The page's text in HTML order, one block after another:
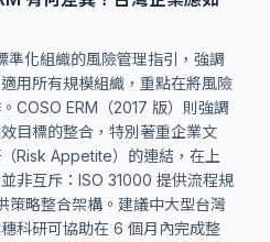
準化組織的風險管理指引，強調
用所有規模組織，重點在將風險
COSO ERM（2017 版）則強調
目標的整合，特別著重企業文
Risk Appetite）的連結，在上
非互斥：ISO 31000 提供流程規
策略整合架構。建議中大型台灣
科研可協助在 6 個月內完成整